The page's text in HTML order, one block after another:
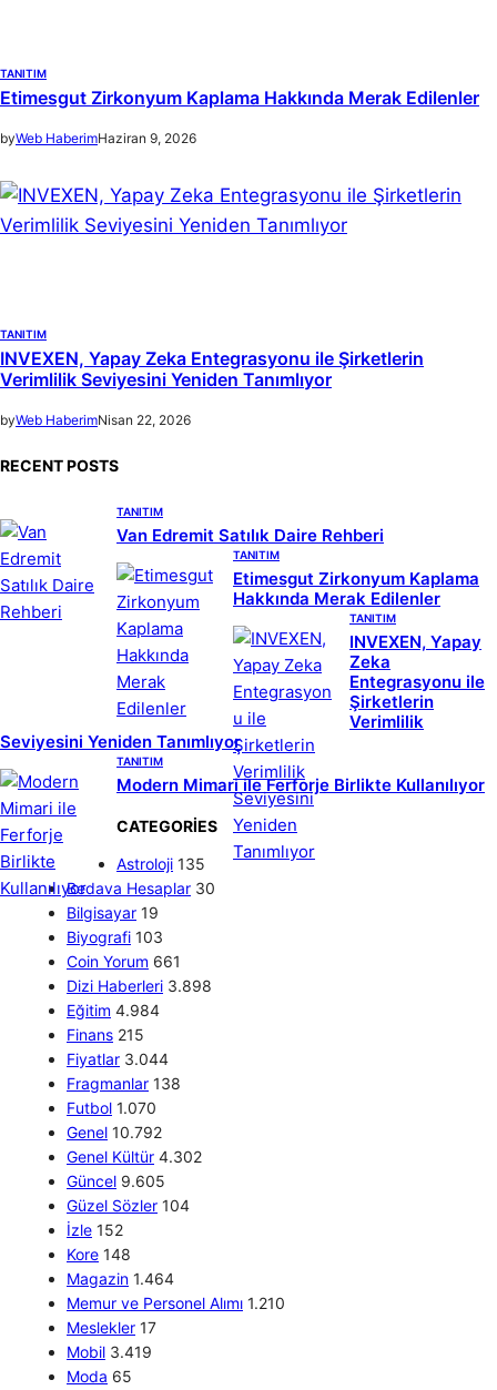
TANITIM
Etimesgut Zirkonyum Kaplama Hakkında Merak Edilenler
byWeb HaberimHaziran 9, 2026
TANITIM
INVEXEN, Yapay Zeka Entegrasyonu ile Şirketlerin
Verimlilik Seviyesini Yeniden Tanımlıyor
byWeb HaberimNisan 22, 2026
RECENT POSTS
TANITIM
Van Edremit Satılık Daire Rehberi
TANITIM
Etimesgut Zirkonyum Kaplama
Hakkında Merak Edilenler
TANITIM
INVEXEN, Yapay
Zeka
Entegrasyonu ile
Şirketlerin
Verimlilik
Seviyesini Yeniden Tanımlıyor
TANITIM
Modern Mimari ile Ferforje Birlikte Kullanılıyor
CATEGORIES
Astroloji 135
Bedava Hesaplar 30
Bilgisayar 19
Biyografi 103
Coin Yorum 661
Dizi Haberleri 3.898
Eğitim 4.984
Finans 215
Fiyatlar 3.044
Fragmanlar 138
Futbol 1.070
Genel 10.792
Genel Kültür 4.302
Güncel 9.605
Güzel Sözler 104
İzle 152
Kore 148
Magazin 1.464
Memur ve Personel Alımı 1.210
Meslekler 17
Mobil 3.419
Moda 65